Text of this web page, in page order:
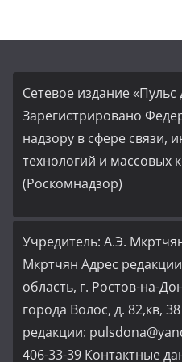
Сетевое издание «Пульс
Зарегистрировано
надзору в сфере связи,
технологий и массовых
(Роскомнадзор)
Учредитель: А.Э.
Мкртчян Адрес
область, г. Ростов-на-
города Волос, д. 82,кв,
редакции:
406-33-39 Контактные